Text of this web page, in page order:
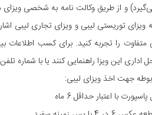
و از طریق وکالت نامه به شخصی ویزای
ویزای توریستی لیبی و ویزای تجاری لیبی
متفاوت را تجربه کنید. برای کسب اطلاعات
راهنمایی کنند یا با شماره تلفن 74495-021 ارتباط برقرار کنید که کارشناسان ما پاسخگوی سؤالات شما هستند.
جهت اخذ ویزای لیبی:
با اعتبار حداقل 6 ماه